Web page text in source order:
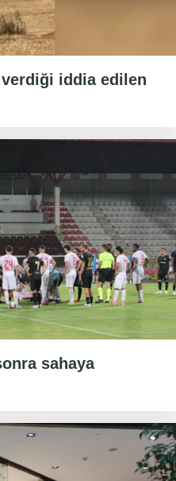
iddia edilen
sahaya